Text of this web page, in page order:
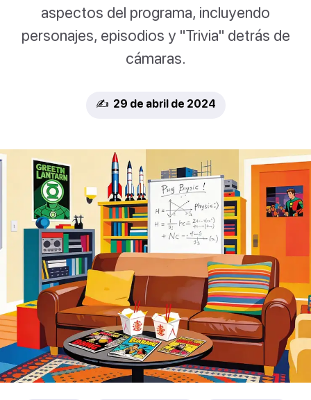
aspectos del programa, incluyendo
personajes, episodios y "Trivia" detrás de
cámaras.
✍️ 29 de abril de 2024